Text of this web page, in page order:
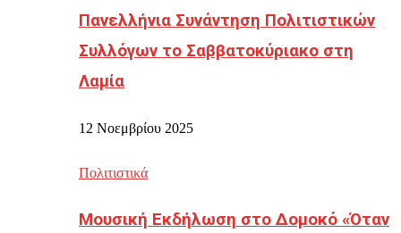
Πανελλήνια Συνάντηση Πολιτιστικών
Συλλόγων το Σαββατοκύριακο στη
Λαμία
12 Νοεμβρίου 2025
Πολιτιστικά
Μουσική Εκδήλωση στο Δομοκό «Όταν